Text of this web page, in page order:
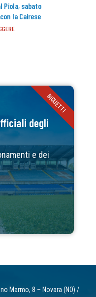
Piola, sabato
la Cairese
degli
e dei
BIGLIETTI
Marmo, 8 – Novara (NO) /